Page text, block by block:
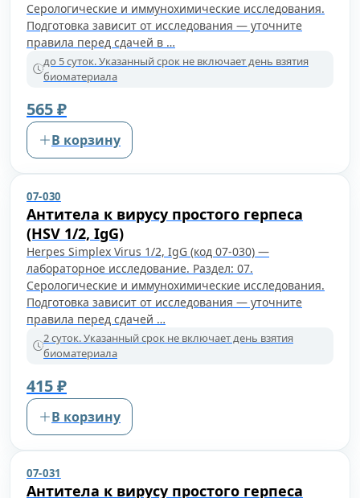
Серологические и иммунохимические исследования.
Подготовка зависит от исследования — уточните
правила перед сдачей в …
до 5 суток. Указанный срок не включает день взятия
биоматериала
565 ₽
В корзину
07-030
Антитела к вирусу простого герпеса
(HSV 1/2, IgG)
Herpes Simplex Virus 1/2, IgG (код 07-030) —
лабораторное исследование. Раздел: 07.
Серологические и иммунохимические исследования.
Подготовка зависит от исследования — уточните
правила перед сдачей …
2 суток. Указанный срок не включает день взятия
биоматериала
415 ₽
В корзину
07-031
Антитела к вирусу простого герпеса